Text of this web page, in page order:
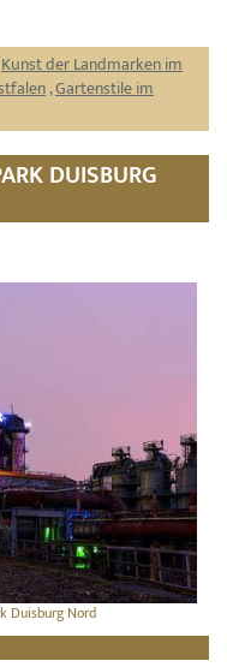
Kunst der Landmarken im
,Gartenstile im
DUISBURG
Duisburg Nord